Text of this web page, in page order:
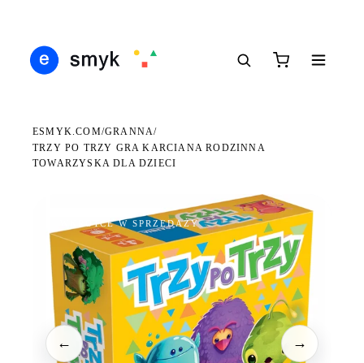
ESMYK.COM/GRANNA/
TRZY PO TRZY GRA KARCIANA RODZINNA
TOWARZYSKA DLA DZIECI
WKRÓTCE W SPRZEDAŻY
← →